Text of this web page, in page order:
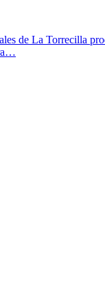
de La Torrecilla